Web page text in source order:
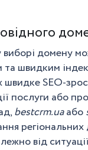
домену
швидким
швидке SEO-
послуги або
bestcrm.uaабо
регіональних
від